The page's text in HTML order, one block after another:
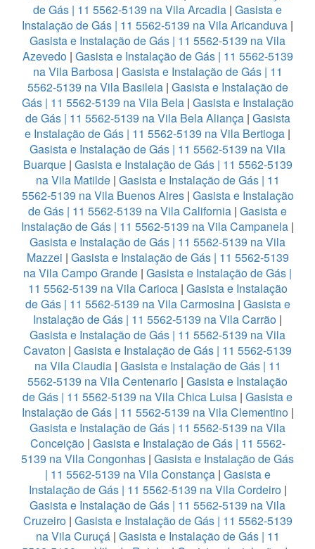
de Gás | 11 5562-5139 na Vila Arcadia | Gasista e
Instalação de Gás | 11 5562-5139 na Vila Aricanduva |
Gasista e Instalação de Gás | 11 5562-5139 na Vila
Azevedo| Gasista e Instalação de Gás | 11 5562-5139
na Vila Barbosa| Gasista e Instalação de Gás | 11
5562-5139 na Vila Basileia| Gasista e Instalação de
Gás | 11 5562-5139 na Vila Bela| Gasista e Instalação
de Gás | 11 5562-5139 na Vila Bela Aliança| Gasista
e Instalação de Gás | 11 5562-5139 na Vila Bertioga |
Gasista e Instalação de Gás | 11 5562-5139 na Vila
Buarque| Gasista e Instalação de Gás | 11 5562-5139
na Vila Matilde| Gasista e Instalação de Gás | 11
5562-5139 na Vila Buenos Aires| Gasista e Instalação
de Gás | 11 5562-5139 na Vila California | Gasista e
Instalação de Gás | 11 5562-5139 na Vila Campanela |
Gasista e Instalação de Gás | 11 5562-5139 na Vila
Mazzei | Gasista e Instalação de Gás | 11 5562-5139
na Vila Campo Grande | Gasista e Instalação de Gás |
11 5562-5139 na Vila Carioca| Gasista e Instalação
de Gás | 11 5562-5139 na Vila Carmosina| Gasista e
Instalação de Gás | 11 5562-5139 na Vila Carrão |
Gasista e Instalação de Gás | 11 5562-5139 na Vila
Cavaton | Gasista e Instalação de Gás | 11 5562-5139
na Vila Claudia| Gasista e Instalação de Gás | 11
5562-5139 na Vila Centenario | Gasista e Instalação
de Gás | 11 5562-5139 na Vila Chica Luisa | Gasista e
Instalação de Gás | 11 5562-5139 na Vila Clementino|
Gasista e Instalação de Gás | 11 5562-5139 na Vila
Conceição| Gasista e Instalação de Gás | 11 5562-
5139 na Vila Congonhas | Gasista e Instalação de Gás
| 11 5562-5139 na Vila Constança| Gasista e
Instalação de Gás | 11 5562-5139 na Vila Cordeiro|
Gasista e Instalação de Gás | 11 5562-5139 na Vila
Cruzeiro | Gasista e Instalação de Gás | 11 5562-5139
na Vila Curuçá | Gasista e Instalação de Gás | 11